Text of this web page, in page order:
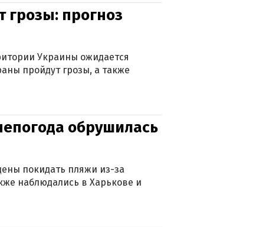
грозы: прогноз
Украины ожидается
пройдут грозы, а также
обрушилась
покидать пляжи из-за
наблюдались в Харькове и